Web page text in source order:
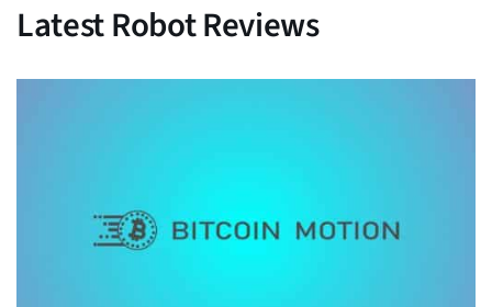
Latest Robot Reviews